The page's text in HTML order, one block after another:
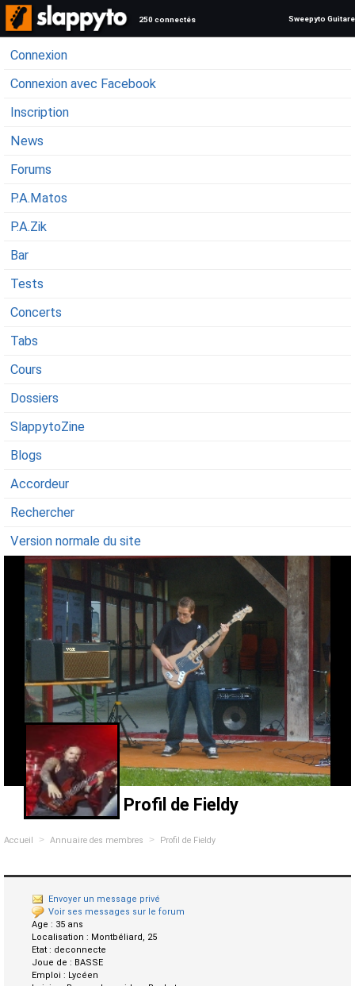
250 connectés Sweepyto Guitare
Connexion
Connexion avec Facebook
Inscription
News
Forums
P.A.Matos
P.A.Zik
Bar
Tests
Concerts
Tabs
Cours
Dossiers
SlappytoZine
Blogs
Accordeur
Rechercher
Version normale du site
Profil de Fieldy
Accueil > Annuaire des membres > Profil de Fieldy
Envoyer un message privé
Voir ses messages sur le forum
Age : 35 ans
Localisation : Montbéliard, 25
Etat : deconnecte
Joue de : BASSE
Emploi : Lycéen